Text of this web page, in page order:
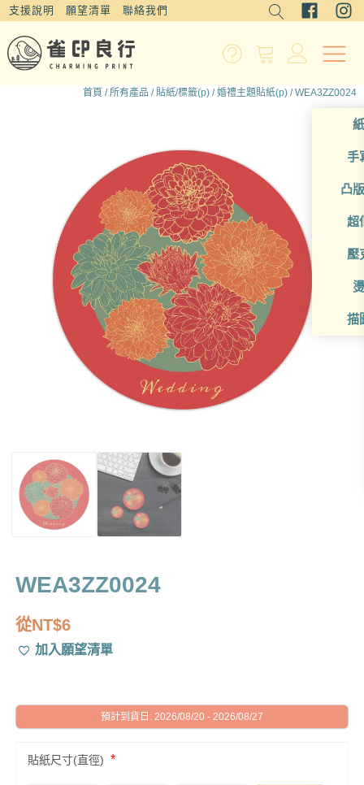
支援說明 願望清單 聯絡我們
手
凸
超
壓
描
首頁 /所有產品 /貼紙/標籤(p) /婚禮主題貼紙(p) / WEA3ZZ0024
WEA3ZZ0024
從NT$6
加入願望清單
預計到貨日: 2026/08/20 - 2026/08/27
貼紙尺寸(直徑) *